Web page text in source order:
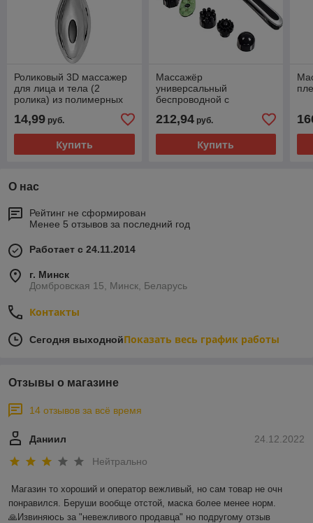
Роликовый 3D массажер
для лица и тела (2
ролика) из полимерных
14,99 руб.
Купить
Массажёр
универсальный
беспроводной с
дисплеем и 7 сменными
насадками
212,94руб.
Купить
О нас
Рейтинг не сформирован
Менее 5 отзывов за последний год
Работает с 24.11.2014
г. Минск
Домбровская 15, Минск, Беларусь
Контакты
Сегодня выходнойПоказать весь график работы
Отзывы о магазине
14 отзывов за всё время
24.12.2022
Даниил
Нейтрально
Магазин то хороший и оператор вежливый, но сам товар не очн
понравился. Беруши вообще отстой, маска более менее норм.
🙏Извиняюсь за "невежливого продавца" но подругому отзыв